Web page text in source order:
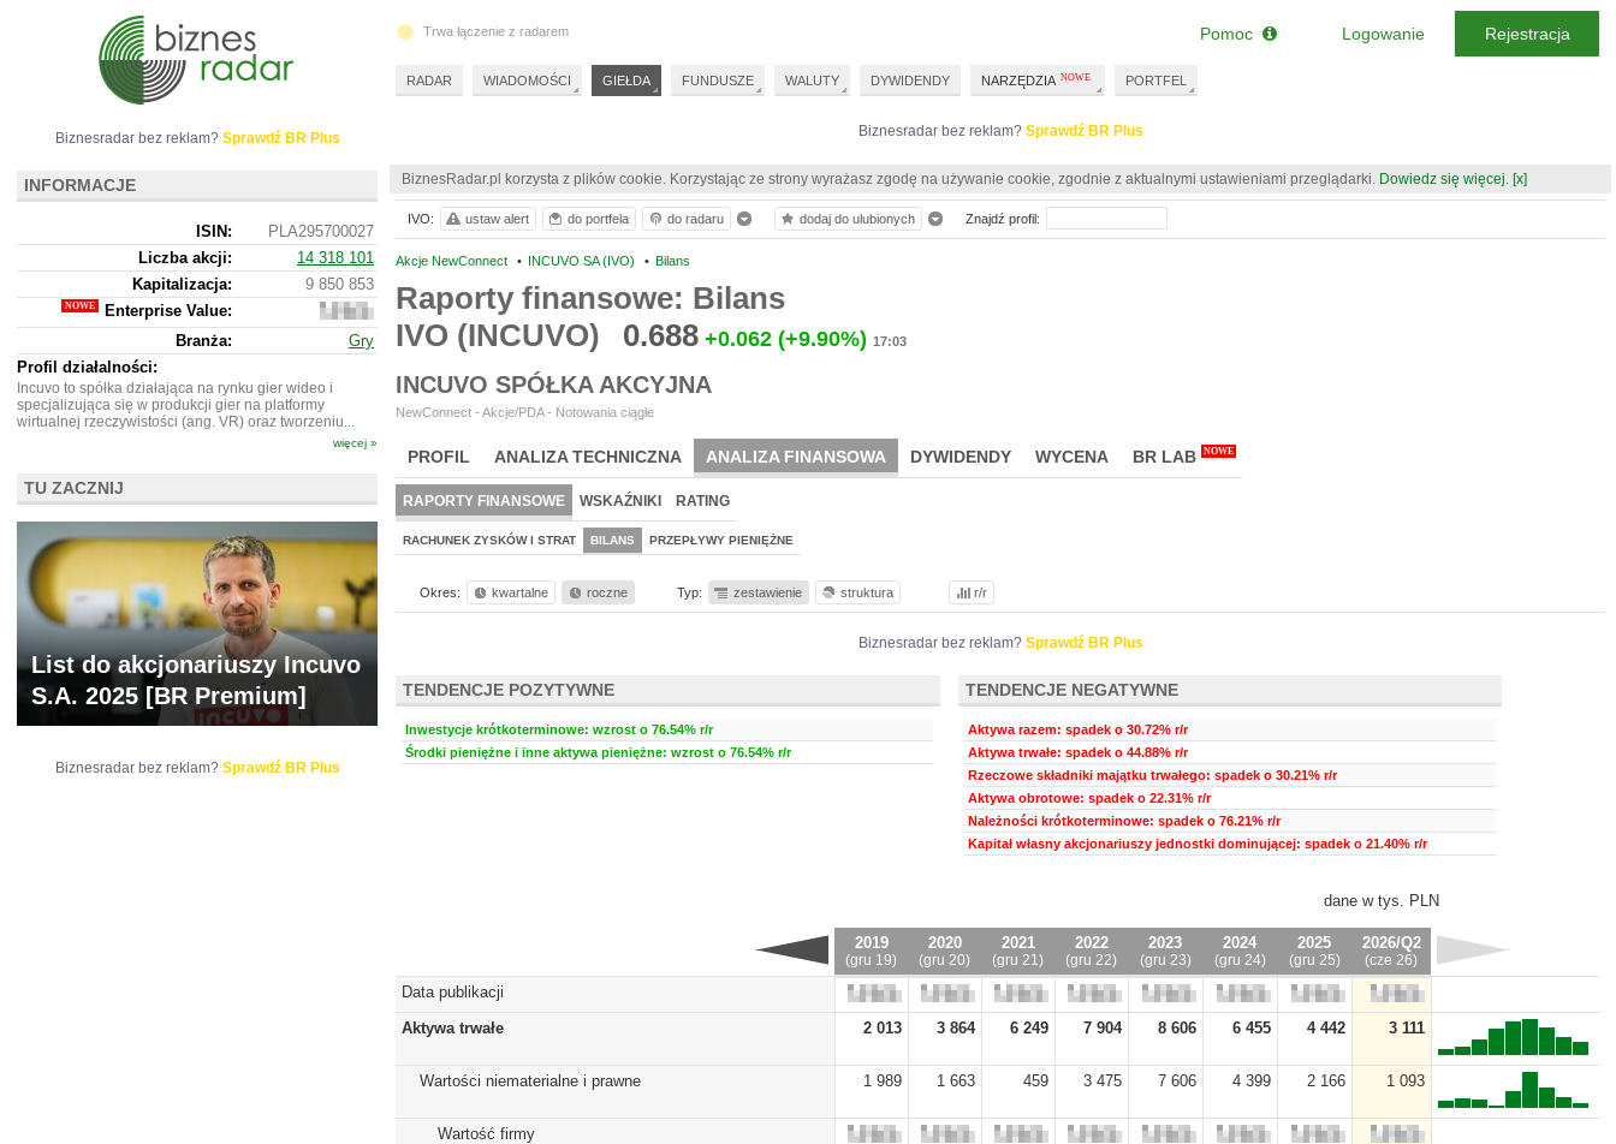
Biznesradar bez reklam? Sprawdź BR Plus
BiznesRadar.pl korzysta z plików cookie. Korzystając ze strony wyrażasz zgodę na używanie cookie, zgodnie z aktualnymi ustawieniami przeglądarki. Dowiedz się więcej. [x]
Akcje NewConnect • INCUVO SA (IVO) • Bilans
Raporty finansowe: Bilans
IVO (INCUVO)
0.688 +0.062 (+9.90%) 17:03
INCUVO SPÓŁKA AKCYJNA
NewConnect - Akcje/PDA - Notowania ciągłe
PROFIL ANALIZA TECHNICZNA ANALIZA FINANSOWA DYWIDENDY WYCENA BR LAB NOWE
RAPORTY FINANSOWE WSKAŹNIKI RATING
RACHUNEK ZYSKÓW I STRAT BILANS PRZEPŁYWY PIENIĘŻNE
Okres: kwartalne roczne Typ: zestawienie struktura r/r
Biznesradar bez reklam? Sprawdź BR Plus
TENDENCJE POZYTYWNE
Inwestycje krótkoterminowe: wzrost o 76.54% r/r
Środki pieniężne i inne aktywa pieniężne: wzrost o 76.54% r/r
TENDENCJE NEGATYWNE
Aktywa razem: spadek o 30.72% r/r
Aktywa trwałe: spadek o 44.88% r/r
Rzeczowe składniki majątku trwałego: spadek o 30.21% r/r
Aktywa obrotowe: spadek o 22.31% r/r
Należności krótkoterminowe: spadek o 76.21% r/r
Kapitał własny akcjonariuszy jednostki dominującej: spadek o 21.40% r/r
dane w tys. PLN
2019
(gru 19)
2020
(gru 20)
2021
(gru 21)
2022
(gru 22)
2023
(gru 23)
2024
(gru 24)
2025
(gru 25)
2026/Q2
(cze 26)
Data publikacji
Aktywa trwałe
2 013 3 864 6 249 7 904 8 606 6 455 4 442 3 111
Wartości niematerialne i prawne 1 989 1 663 459 3 475 7 606 4 399 2 166 1 093
Wartość firmy
IVO: ustaw alert do portfela do radaru dodaj do ulubionych Znajdź profil:
Biznesradar bez reklam? Sprawdź BR Plus
INFORMACJE
ISIN:
PLA295700027
Liczba akcji:
14 318 101
Kapitalizacja:
9 850 853
Enterprise Value:
4
162
853
Branża:
Gry
Profil działalności:
Incuvo to spółka działająca na rynku gier wideo i
specjalizująca się w produkcji gier na platformy
wirtualnej rzeczywistości (ang. VR) oraz tworzeniu...
więcej »
TU ZACZNIJ
List do akcjonariuszy Incuvo
S.A. 2025 [BR Premium]
Biznesradar bez reklam? Sprawdź BR Plus
Trwa łączenie z radarem
RADAR WIADOMOŚCI GIEŁDA FUNDUSZE WALUTY DYWIDENDY NARZĘDZIA PORTFEL
Pomoc Logowanie Rejestracja